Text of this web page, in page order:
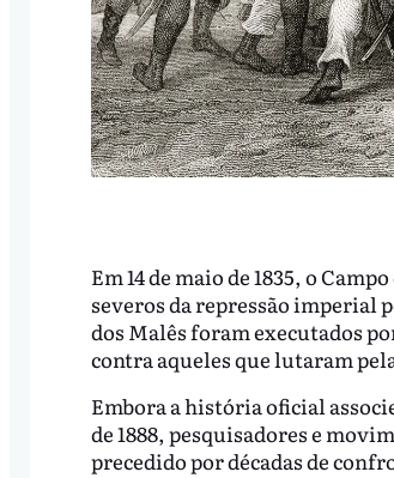
Em 14 de maio de 1835, o
severos da repressão imperial
dos Malês foram executados
contra aqueles que lutaram
Embora a história oficial
de 1888, pesquisadores e
precedido por décadas de